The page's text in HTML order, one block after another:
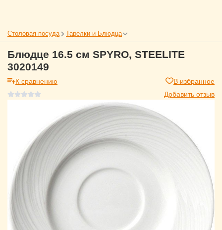
Столовая посуда Тарелки и Блюдца
Блюдце 16.5 см SPYRO, STEELITE
3020149
К сравнению
В избранное
Добавить отзыв